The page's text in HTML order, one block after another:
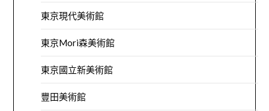
東京現代美術館
東京Mori森美術館
東京國立新美術館
豐田美術館